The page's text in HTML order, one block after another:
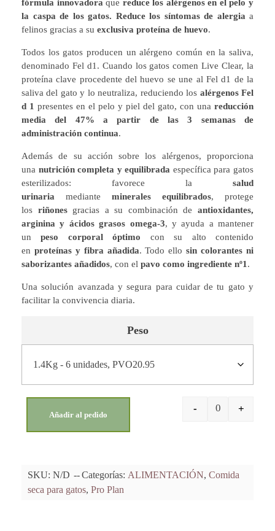
fórmula innovadora que reduce los alérgenos en el pelo y
la caspa de los gatos. Reduce los síntomas de alergia a
felinos gracias a su exclusiva proteína de huevo.
Todos los gatos producen un alérgeno común en la saliva,
denominado Fel d1. Cuando los gatos comen Live Clear, la
proteína clave procedente del huevo se une al Fel d1 de la
saliva del gato y lo neutraliza, reduciendo los alérgenos Fel
d 1 presentes en el pelo y piel del gato, con una reducción
media del 47% a partir de las 3 semanas de
administración continua.
Además de su acción sobre los alérgenos, proporciona
una nutrición completa y equilibrada específica para gatos
esterilizados: favorece la salud
urinaria mediante minerales equilibrados, protege
los riñonesgracias a su combinación deantioxidantes,
arginina y ácidos grasos omega-3, y ayuda a mantener
unpeso corporal óptimo con su alto contenido
en proteínas y fibra añadida. Todo ellosin colorantes ni
saborizantes añadidos, con el pavo como ingrediente nº1 .
Una solución avanzada y segura para cuidar de tu gato y
facilitar la convivencia diaria.
Peso
- +
Añadir al pedido
SKU: N/D Categorías: ALIMENTACIÓN, Comida
seca para gatos, Pro Plan